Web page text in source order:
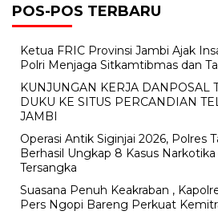
POS-POS TERBARU
Ketua FRIC Provinsi Jambi Ajak
Polri Menjaga Sitkamtibmas dan
KUNJUNGAN KERJA DANPOSAL
DUKU KE SITUS PERCANDIAN
JAMBI
Operasi Antik Siginjai 2026, Polres
Berhasil Ungkap 8 Kasus
Tersangka
Suasana Penuh Keakraban ,
Pers Ngopi Bareng Perkuat